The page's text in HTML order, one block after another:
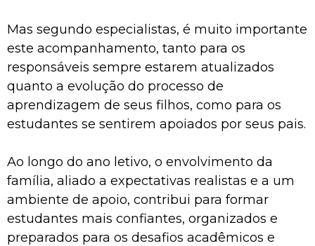
Mas segundo especialistas, é muito importante
este acompanhamento, tanto para os
responsáveis sempre estarem atualizados
quanto a evolução do processo de
aprendizagem de seus filhos, como para os
estudantes se sentirem apoiados por seus pais.
Ao longo do ano letivo, o envolvimento da
família, aliado a expectativas realistas e a um
ambiente de apoio, contribui para formar
estudantes mais confiantes, organizados e
preparados para os desafios acadêmicos e